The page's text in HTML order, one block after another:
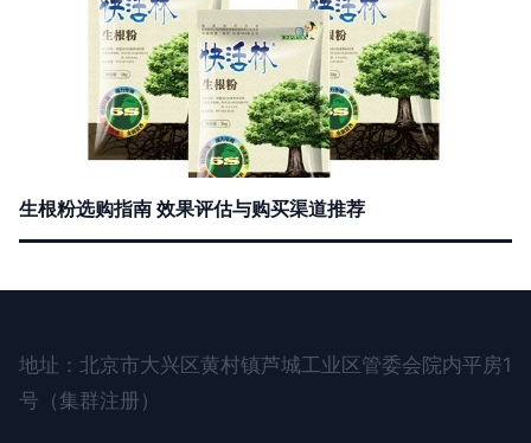
生根粉选购指南 效果评估与购买渠道推荐
地址：北京市大兴区黄村镇芦城工业区管委会院内平房1
号（集群注册）